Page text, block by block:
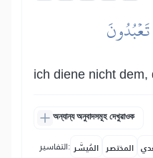
ich diene nicht dem,
অন্যান্য অনুবাদসমূহ দেখুৱাওক
التفاسير: المُيسَّر المختصر